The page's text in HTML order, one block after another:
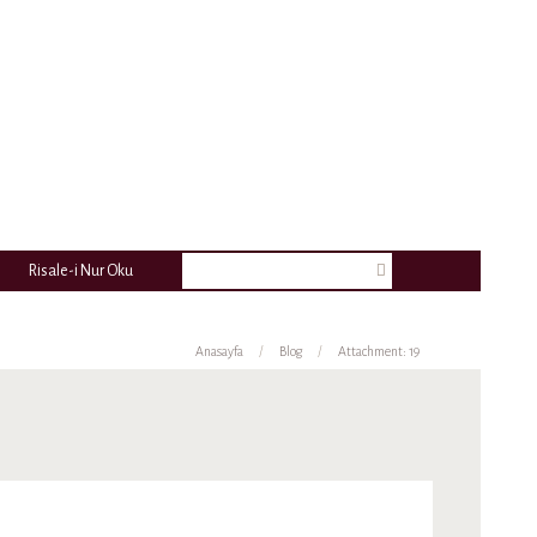
Risale-i Nur Oku
Anasayfa Blog Attachment: 19